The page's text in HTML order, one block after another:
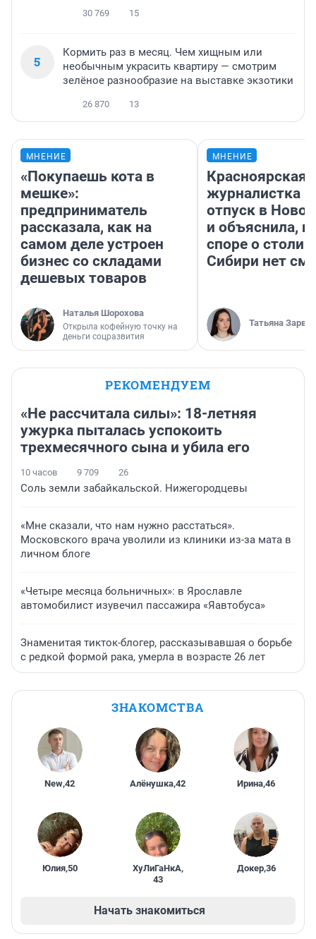
30 769 15
5
Кормить раз в месяц. Чем хищным или
необычным украсить квартиру — смотрим
зелёное разнообразие на выставке экзотики
26 870 13
МНЕНИЕ
«Покупаешь кота в
мешке»:
предприниматель
рассказала, как на
самом деле устроен
бизнес со складами
дешевых товаров
Наталья Шорохова
Открыла кофейную точку на
деньги соцразвития
МНЕНИЕ
Красноярская
журналистка
отпуск в
и объяснила,
споре о
Сибири нет
Татьяна Зарва
РЕКОМЕНДУЕМ
«Не рассчитала силы»: 18-летняя
ужурка пыталась успокоить
трехмесячного сына и убила его
10 часов 9 709 26
Соль земли забайкальской. Нижегородцевы
«Мне сказали, что нам нужно расстаться».
Московского врача уволили из клиники из-за мата в
личном блоге
«Четыре месяца больничных»: в Ярославле
автомобилист изувечил пассажира «Яавтобуса»
Знаменитая тикток-блогер, рассказывавшая о борьбе
с редкой формой рака, умерла в возрасте 26 лет
ЗНАКОМСТВА
New,42 Алёнушка,42 Ирина,46
Юлия,50 ХуЛиГаНкА,
43
Докер,36
Начать знакомиться